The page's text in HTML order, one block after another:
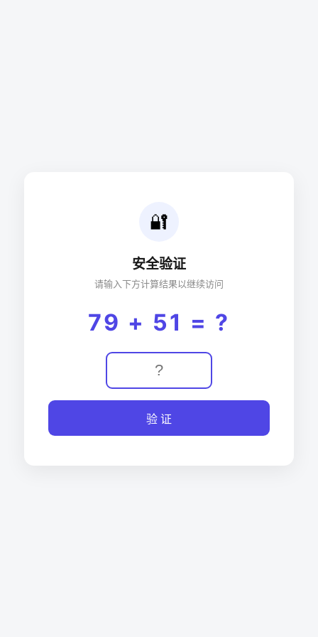
🔐
安全验证
请输入下方计算结果以继续访问
79 + 51 = ?
验 证